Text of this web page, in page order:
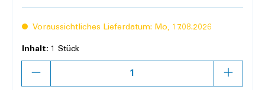
Voraussichtliches Lieferdatum: Mo, 17.08.2026
Inhalt: 1 Stück